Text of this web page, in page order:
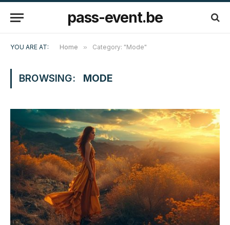
pass-event.be
YOU ARE AT: Home » Category: "Mode"
BROWSING: MODE